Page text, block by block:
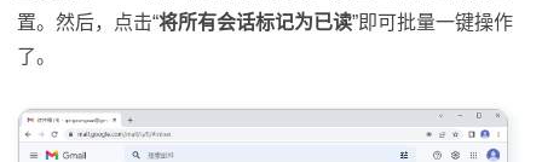
置。然后，点击“将所有会话标记为已读”即可批量一键操作
了。